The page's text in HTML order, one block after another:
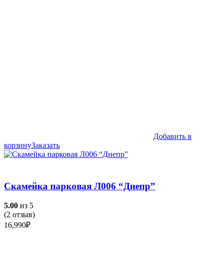
Добавить в
корзинуЗаказать
Скамейка парковая Л006 “Днепр”
5.00 из 5
(2 отзыв)
16,990₽